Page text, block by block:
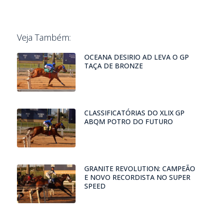
Veja Também:
OCEANA DESIRIO AD LEVA O GP
TAÇA DE BRONZE
CLASSIFICATÓRIAS DO XLIX GP
ABQM POTRO DO FUTURO
GRANITE REVOLUTION: CAMPEÃO
E NOVO RECORDISTA NO SUPER
SPEED